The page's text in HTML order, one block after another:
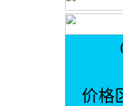
价格